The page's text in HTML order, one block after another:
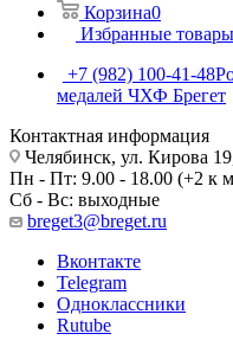
Корзина0
Избранные товары
+7 (982) 100-41-48
медалей ЧХФ Брегет
Контактная информация
Челябинск, ул. Кирова
Пн - Пт: 9.00 - 18.00 (+2 к
Сб - Вс: выходные
breget3@breget.ru
Вконтакте
Telegram
Одноклассники
Rutube